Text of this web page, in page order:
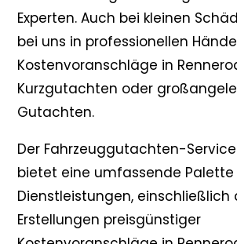
Experten. Auch bei kleinen
bei uns in professionellen
Kostenvoranschläge in
Kurzgutachten oder
Gutachten.
Der Fahrzeuggutachten-
bietet eine umfassende Palette
Dienstleistungen, einschließlich
Erstellungen preisgünstiger